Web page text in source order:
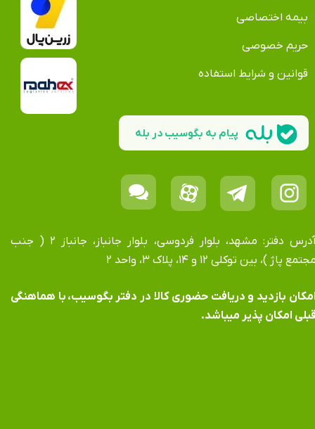
بیمه اختصاصی
حریم خصوصی
قوانین و شرایط استفاده
آدرس دفتر: مشهد، بلوار فردوسی، بلوار جانباز، جانباز ۲ ( جنب
پاژ )، بین توکلی ۱۲ و ۱۴، پلاک ۳، واحد ۲
بازدید و دریافت حضوری کالا در دفتر بگوسیب، با هماهنگی
امکان پذیر میباشد.
پیام به بگوسیب در بله